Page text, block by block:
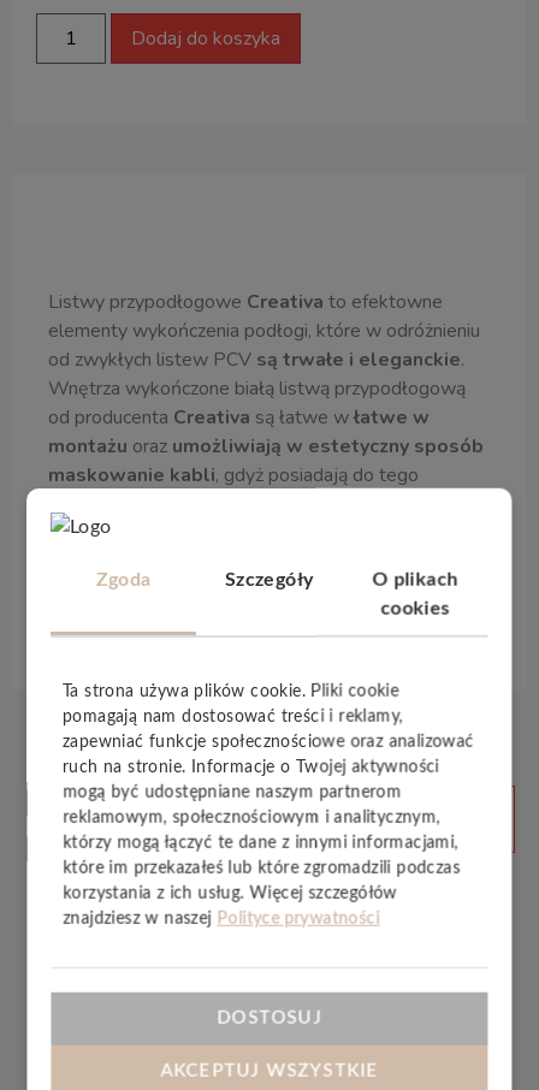
Dodaj do koszyka
Specyfikacja techniczna
Listwy przypodłogowe Creativa to efektowne
elementy wykończenia podłogi, które w odróżnieniu
od zwykłych listew PCV są trwałe i eleganckie.
Wnętrza wykończone białą listwą przypodłogową
od producenta Creativa są łatwe włatwe w
montażu oraz umożliwiają w estetyczny sposób
maskowanie kabli, gdyż posiadają do tego
zabezpieczona
Produkty
powiązane
ZOBACZ
WSZYSTKIE
Zgoda Szczegóły
O plikach
cookies
Ta strona używa plików cookie. Pliki cookie
pomagają nam dostosować treści i reklamy,
zapewniać funkcje społecznościowe oraz analizować
ruch na stronie. Informacje o Twojej aktywności
mogą być udostępniane naszym partnerom
reklamowym, społecznościowym i analitycznym,
którzy mogą łączyć te dane z innymi informacjami,
które im przekazałeś lub które zgromadzili podczas
korzystania z ich usług. Więcej szczegółów
znajdziesz w naszej Polityce prywatności
DOSTOSUJ
AKCEPTUJ WSZYSTKIE